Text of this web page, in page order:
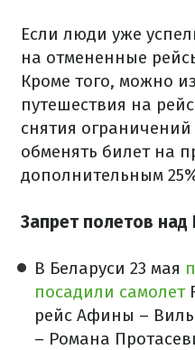
Если люди уже
на отмененные
Кроме того, можно
путешествия на
снятия
обменять билет на
дополнительным
Запрет полетов
В Беларуси 23 мая
посадили самолет
рейс Афины –
– Романа